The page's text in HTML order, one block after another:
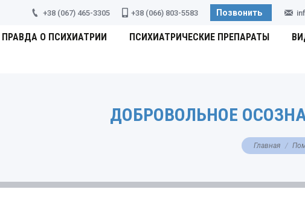
+38 (067) 465-3305 +38 (066) 803-5583 Позвонить
ПРАВДА О ПСИХИАТРИИ ПСИХИАТРИЧЕСКИЕ ПРЕПАРАТЫ
ДОБРОВОЛЬНОЕ
Вы здесь:
Главная